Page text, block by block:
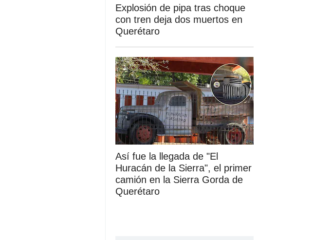
Explosión de pipa tras choque
con tren deja dos muertos en
Querétaro
Así fue la llegada de "El
Huracán de la Sierra", el primer
camión en la Sierra Gorda de
Querétaro